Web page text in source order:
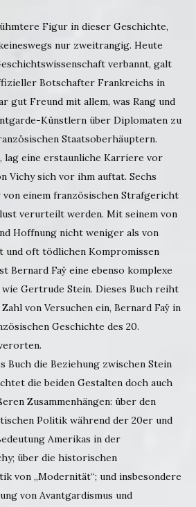
Figur in dieser Geschichte,
nur zweitrangig. Heute
verbannt, galt
Botschafter Frankreichs in
gut Freund mit allem, was Rang und
Künstlern über Diplomaten zu
Staatsoberhäuptern.
lag eine erstaunliche Karriere vor
Vichy sich vor ihm auftat. Sechs
einem französischen Strafgericht
verurteilt werden. Mit seinem von
Hoffnung nicht weniger als von
und oft tödlichen Kompromissen
Bernard Faÿ eine ebenso komplexe
Gertrude Stein. Dieses Buch reiht
von Versuchen ein, Bernard Faÿ in
Geschichte des 20.
Buch die Beziehung zwischen Stein
die beiden Gestalten doch auch
Zusammenhängen: über den
Politik während der 20er und
Amerikas in der
über die historischen
von „Modernität“; und insbesondere
von Avantgardismus und